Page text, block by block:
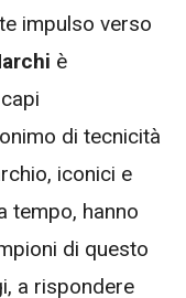
impulso verso
è
di tecnicità
iconici e
tempo, hanno
di questo
a rispondere